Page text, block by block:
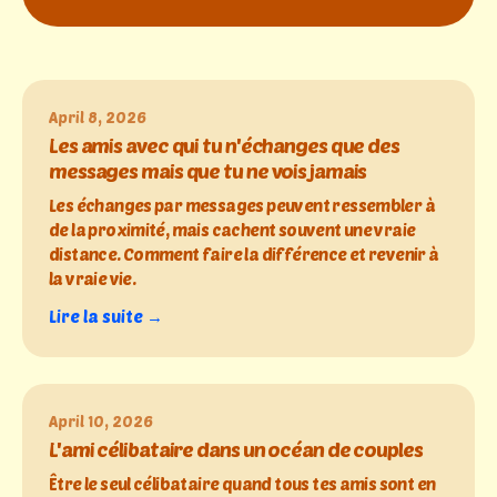
April 8, 2026
Les amis avec qui tu n'échanges que des
messages mais que tu ne vois jamais
Les échanges par messages peuvent ressembler à
de la proximité, mais cachent souvent une vraie
distance. Comment faire la différence et revenir à
la vraie vie.
Lire la suite →
April 10, 2026
L'ami célibataire dans un océan de couples
Être le seul célibataire quand tous tes amis sont en